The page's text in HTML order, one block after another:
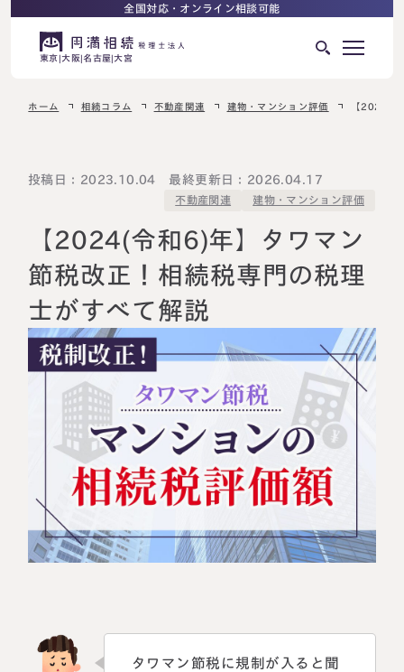
全国対応・オンライン相談可能
東京 大阪 名古屋 大宮
相続ロードマップ
ご相談の流れ
選ばれる理由
よくある質問
相続を学ぶ
相続税申告について
料金表
相続に備えたい方へ
生前対策相談について
相続税試算について
料金表
よくある質問
ホーム 相続コラム 不動産関連 建物・マンション評価 【2024(
投稿日：2023.10.04 最終更新日：2026.04.17
不動産関連 建物・マンション評価
【2024(令和6)年】タワマン
節税改正！相続税専門の税理
士がすべて解説
タワマン節税に規制が入ると聞